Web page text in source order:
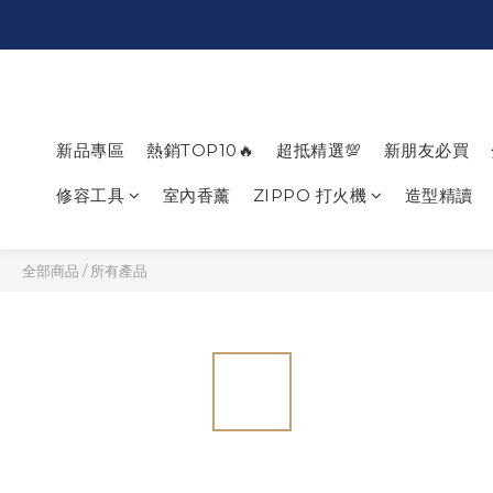
新品專區 熱銷TOP10🔥 超抵精選💯 新朋友必買
修容工具 室內香薰 ZIPPO 打火機 造型精讀
全部商品 /所有產品